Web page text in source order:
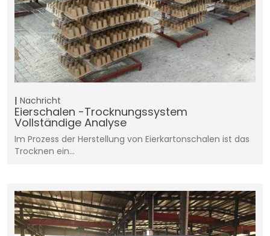
Nachricht
Eierschalen -Trocknungssystem
Vollständige Analyse
Im Prozess der Herstellung von Eierkartonschalen ist das
Trocknen ein…